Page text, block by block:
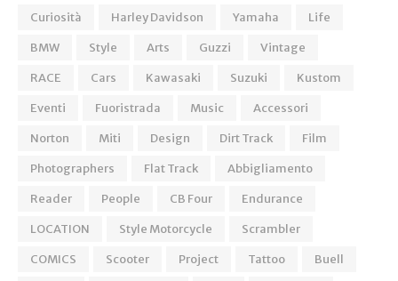
Curiosità
Harley Davidson Yamaha
Life
BMW
Style Arts Guzzi
Vintage
RACE
Cars Kawasaki Suzuki
Kustom
Eventi
Fuoristrada Music
Accessori
Norton
Miti Design Dirt Track
Film
Photographers
Flat Track
Abbigliamento
Reader
People CB Four
Endurance
LOCATION
Style Motorcycle
Scrambler
COMICS
Scooter Project Tattoo
Buell